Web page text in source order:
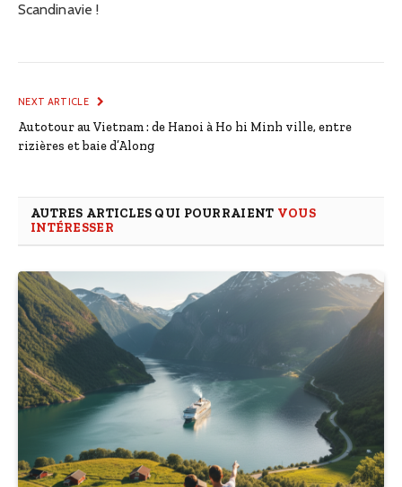
Scandinavie !
NEXT ARTICLE
Autotour au Vietnam : de Hanoi à Ho hi Minh ville, entre
rizières et baie d’Along
AUTRES ARTICLES QUI POURRAIENT VOUS
INTÉRESSER